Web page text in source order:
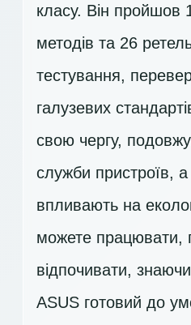
класу. Він пройшов
методів та 26
тестування,
галузевих
свою чергу,
служби пристроїв,
впливають на
можете працювати,
відпочивати,
ASUS готовий до